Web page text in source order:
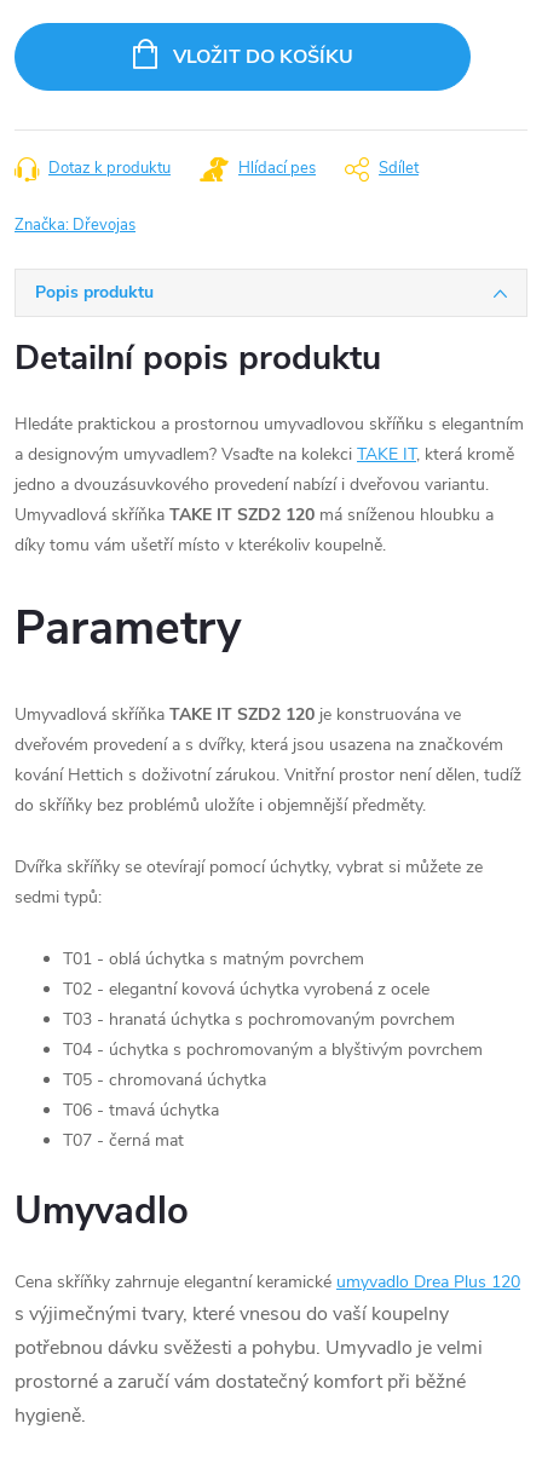
cena:
VLOŽIT DO KOŠÍKU
Dotaz k produktu Hlídací pes Sdílet
Značka: Dřevojas
Popis produktu
Detailní popis produktu
Hledáte praktickou a prostornou umyvadlovou skříňku s elegantním
a designovým umyvadlem? Vsaďte na kolekci TAKE IT, která kromě
jedno a dvouzásuvkového provedení nabízí i dveřovou variantu.
Umyvadlová skříňka TAKE IT SZD2 120 má sníženou hloubku a
díky tomu vám ušetří místo v kterékoliv koupelně.
Parametry
Umyvadlová skříňka TAKE IT SZD2 120 je konstruována ve
dveřovém provedení a s dvířky, která jsou usazena na značkovém
kování Hettich s doživotní zárukou. Vnitřní prostor není dělen, tudíž
do skříňky bez problémů uložíte i objemnější předměty.
Dvířka skříňky se otevírají pomocí úchytky, vybrat si můžete ze
sedmi typů:
T01 - oblá úchytka s matným povrchem
T02 - elegantní kovová úchytka vyrobená z ocele
T03 - hranatá úchytka s pochromovaným povrchem
T04 - úchytka s pochromovaným a blyštivým povrchem
T05 - chromovaná úchytka
T06 - tmavá úchytka
T07 - černá mat
Umyvadlo
Cena skříňky zahrnuje elegantní keramické umyvadlo Drea Plus 120
s výjimečnými tvary, které vnesou do vaší koupelny
potřebnou dávku svěžesti a pohybu. Umyvadlo je velmi
prostorné a zaručí vám dostatečný komfort při běžné
hygieně.